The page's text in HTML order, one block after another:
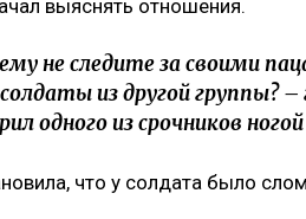
выяснять отношения.
не следите за своими
из другой группы? –
одного из срочников
что у солдата было